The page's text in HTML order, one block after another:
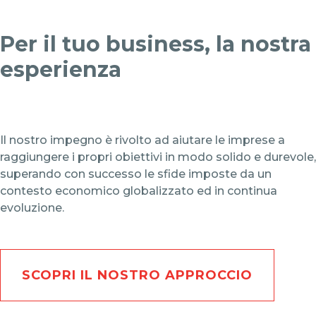
Per il tuo business, la nostra
esperienza
Il nostro impegno è rivolto ad aiutare le imprese a
raggiungere i propri obiettivi in modo solido e durevole,
superando con successo le sfide imposte da un
contesto economico globalizzato ed in continua
evoluzione.
SCOPRI IL NOSTRO APPROCCIO